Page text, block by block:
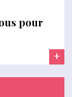
pour
+